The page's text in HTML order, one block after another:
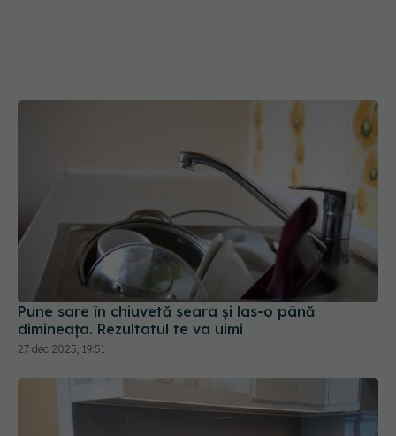
Pune sare în chiuvetă seara și las-o până
dimineața. Rezultatul te va uimi
27 dec 2025, 19:51